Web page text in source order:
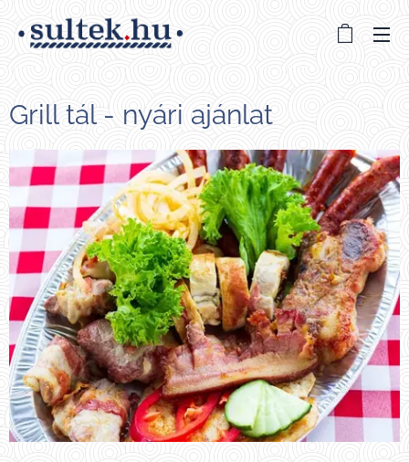
Grill tál - nyári ajánlat